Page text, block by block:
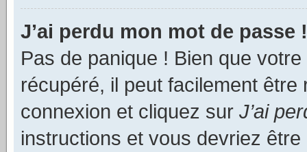
J’ai perdu mon mot de passe !
Pas de panique ! Bien que
récupéré, il peut facilement
connexion et cliquez sur J’ai
instructions et vous devriez